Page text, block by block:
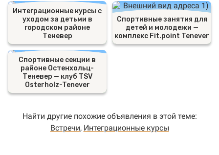
Интеграционные курсы с
уходом за детьми в
городском районе
Теневер
Спортивные занятия для
детей и молодежи —
комплекс Fit.point Tenever
Спортивные секции в
районе Остенхольц-
Теневер — клуб TSV
Osterholz-Tenever
Найти другие похожие объявления в этой теме:
Встречи, Интеграционные курсы